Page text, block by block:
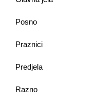
Posno
Praznici
Predjela
Razno